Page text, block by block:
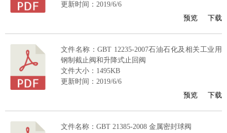
更新时间：2019/6/6
预览
下载
文件名称：GBT 12235-2007石油石化及相关工业用
钢制截止阀和升降式止回阀
文件大小：1495KB
更新时间：2019/6/6
预览
下载
文件名称：GBT 21385-2008 金属密封球阀